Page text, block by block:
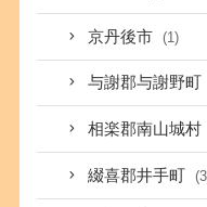
京丹後市 (1)
与謝郡与謝野町
相楽郡南山城村
綴喜郡井手町